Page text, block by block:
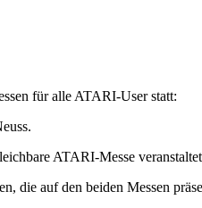
für alle ATARI-User statt:
ATARI-Messe
die auf den beiden Messen